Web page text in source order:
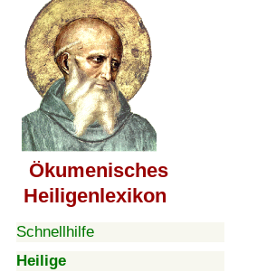
Ökumenisches
Heiligenlexikon
Schnellhilfe
Heilige